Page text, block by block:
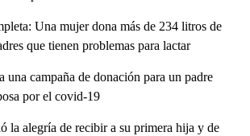
Una mujer dona más de 234 litros de
que tienen problemas para lactar
una campaña de donación para un padre
por el covid-19
la alegría de recibir a su primera hija y de